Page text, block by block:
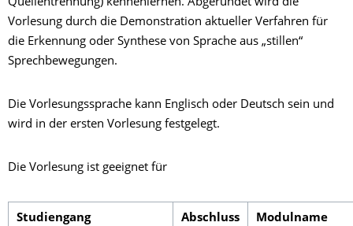
Quellentrennung) kennenlernen. Abgerundet wird die
Vorlesung durch die Demonstration aktueller Verfahren für
die Erkennung oder Synthese von Sprache aus „stillen“
Sprechbewegungen.
Die Vorlesungssprache kann Englisch oder Deutsch sein und
wird in der ersten Vorlesung festgelegt.
Die Vorlesung ist geeignet für
Studiengang Abschluss Modulname